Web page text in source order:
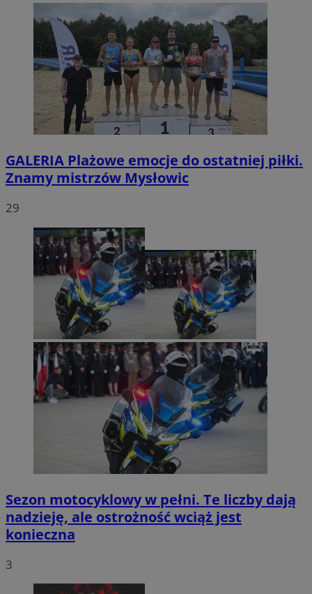
GALERIA Plażowe emocje do ostatniej piłki.
Znamy mistrzów Mysłowic
29
Sezon motocyklowy w pełni. Te liczby dają
nadzieję, ale ostrożność wciąż jest
konieczna
3